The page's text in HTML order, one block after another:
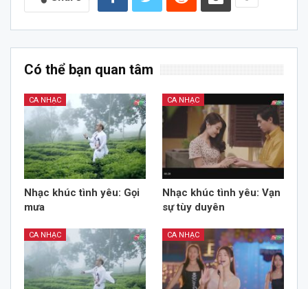
Có thể bạn quan tâm
CA NHẠC
Nhạc khúc tình yêu: Gọi
mưa
CA NHẠC
Nhạc khúc tình yêu: Vạn
sự tùy duyên
CA NHẠC CA NHẠC